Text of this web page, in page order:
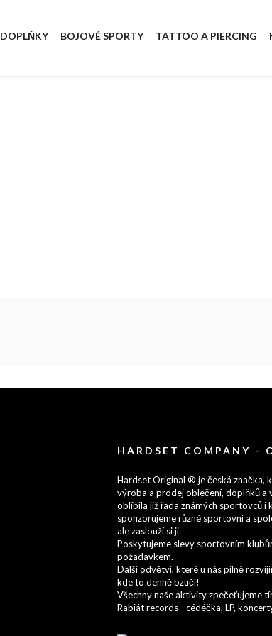
DOPLŇKY BOJOVÉ SPORTY TATTOO A PIERCING
HARDSET COMPANY -
Hardset Original ® je česká značka,
výroba a prodej oblečení, doplňků
oblíbila již řada známých sportovců i
sponzorujeme různé sportovní a
ale zaslouží si ji.
Poskytujeme slevy sportovním
požadavkem.
Další odvětví, které u nás pilně
kde to denně bzučí!
Všechny naše aktivity zpečeťujeme
Rabiát records - cédéčka, LP,